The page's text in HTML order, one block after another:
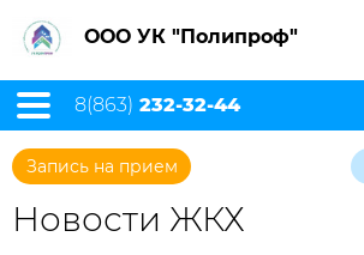
ООО УК "Полипроф"
8(863) 232-32-44
Запись на прием
Новости ЖКХ